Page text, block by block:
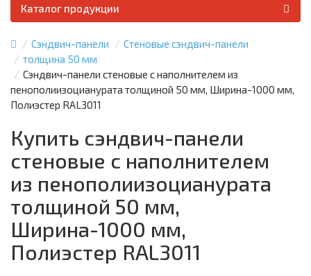
Каталог продукции
Сэндвич-панели
Стеновые сэндвич-панели
толщина 50 мм
Сэндвич-панели стеновые с наполнителем из
пенополиизоцианурата толщиной 50 мм, Ширина-1000 мм,
Полиэстер RAL3011
Купить сэндвич-панели
стеновые с наполнителем
из пенополиизоцианурата
толщиной 50 мм,
Ширина-1000 мм,
Полиэстер RAL3011